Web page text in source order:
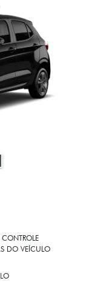
DO VEÍCULO